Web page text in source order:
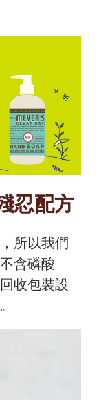
忍配方
所以我們
含磷酸
收包裝設